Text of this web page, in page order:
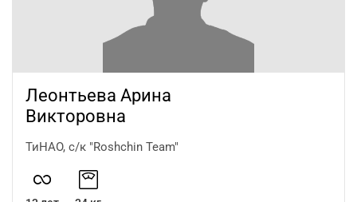
Леонтьева Арина
Викторовна
ТиНАО, с/к "Roshchin Team"